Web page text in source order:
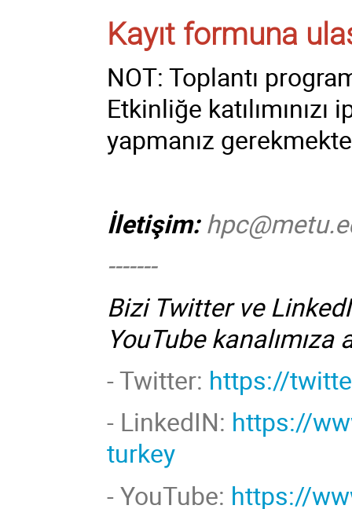
Kayıt formuna
NOT: Toplantı
Etkinliğe
yapmanız
İletişim:
-------
Bizi Twitter ve
YouTube kanalımıza
- Twitter: https://
- LinkedIN: https://
turkey
- YouTube: https://